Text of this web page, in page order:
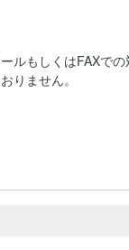
ルもしくはFAXでの
りません。